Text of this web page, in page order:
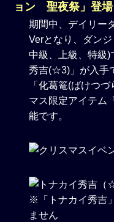
ョン 聖夜祭」登場
期間中、デイリー
Verとなり、ダン
中級、上級、特級)
秀吉(☆3)」が入手
「化葛篭(ばけつ
マス限定アイテム
能です。
※「トナカイ秀吉
ません